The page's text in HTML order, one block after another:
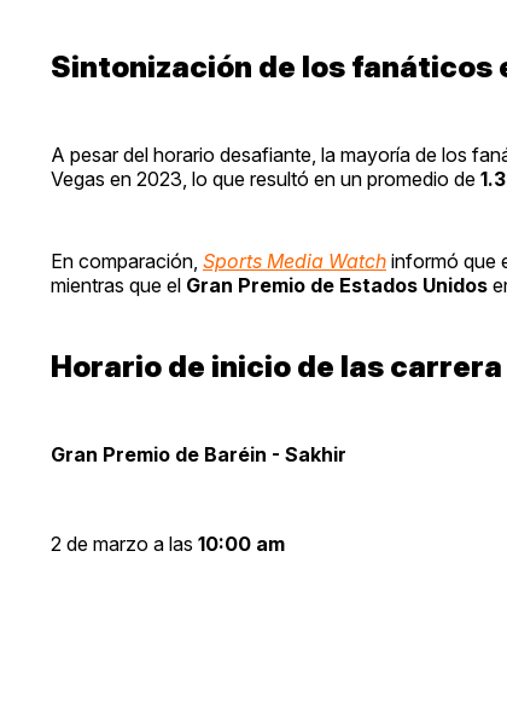
Sintonización de los fanáticos
A pesar del horario desafiante, la mayoría de los
Vegas en 2023, lo que resultó en un promedio de
En comparación, Sports Media Watch informó que
mientras que el Gran Premio de Estados Unidos
Horario de inicio de las carrera
Gran Premio de Baréin - Sakhir
2 de marzo a las 10:00 am